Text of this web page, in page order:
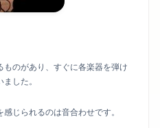
のがあり、すぐに各楽器を弾け
した。
じられるのは音合わせです。